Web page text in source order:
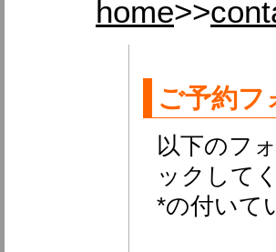
home>>
ご予約フ
以下のフ
ックして
*の付いて